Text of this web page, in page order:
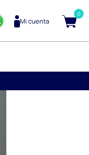
Mi cuenta
0